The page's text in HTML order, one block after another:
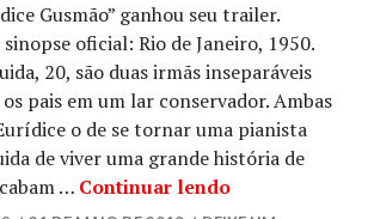
Gusmão” ganhou seu trailer.
oficial: Rio de Janeiro, 1950.
20, são duas irmãs inseparáveis
pais em um lar conservador. Ambas
o de se tornar uma pianista
de viver uma grande história de
… Continuar lendo“A Vida